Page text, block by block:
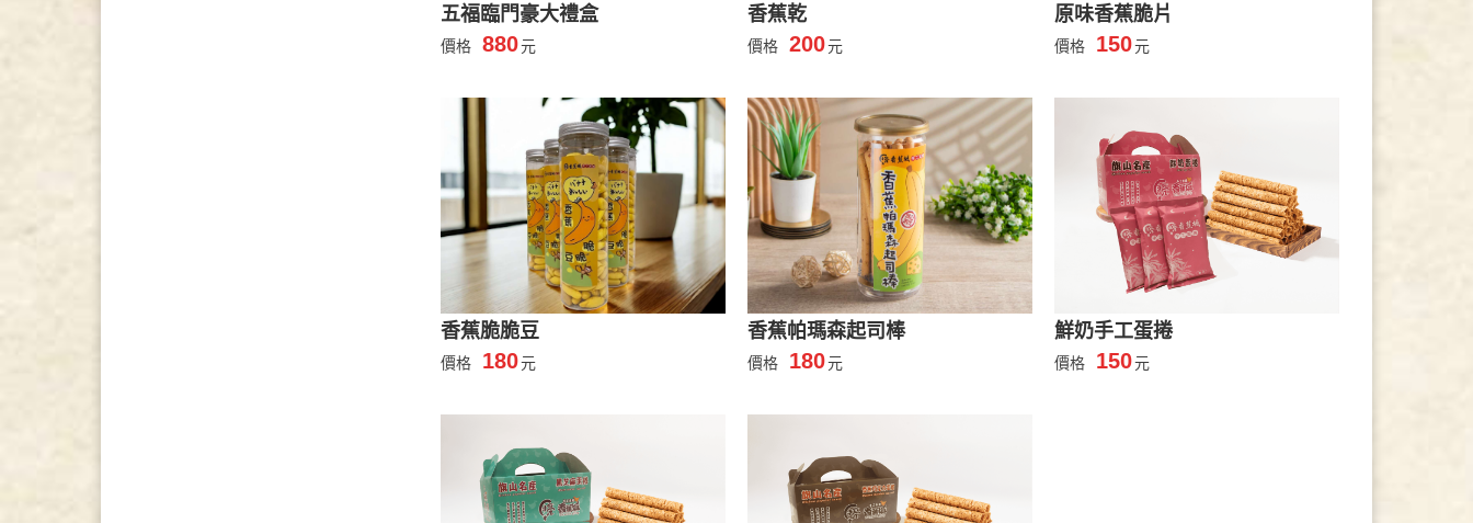
五福臨門豪大禮盒
價格 880元
香蕉乾
價格 200元
原味香蕉脆片
價格 150元
香蕉脆脆豆
價格 180元
香蕉帕瑪森起司棒
價格 180元
鮮奶手工蛋捲
價格 150元